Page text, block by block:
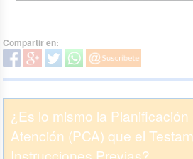
Compartir en:
¿Es lo mismo la
Atención (PCA) que el
Instrucciones Previas?